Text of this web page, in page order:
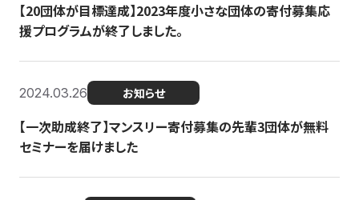
【20団体が目標達成】2023年度小さな団体の寄付募集応
援プログラムが終了しました。
2024.03.26 お知らせ
【一次助成終了】マンスリー寄付募集の先輩3団体が無料
セミナーを届けました